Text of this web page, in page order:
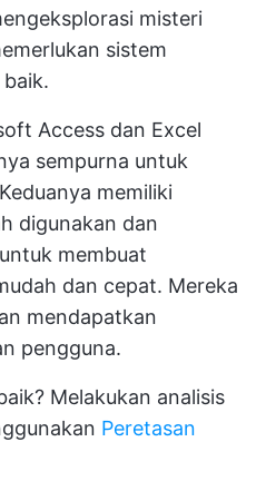
misteri
sistem
Access dan Excel
sempurna untuk
memiliki
digunakan dan
membuat
dan cepat. Mereka
mendapatkan
pengguna.
Melakukan analisis
Peretasan